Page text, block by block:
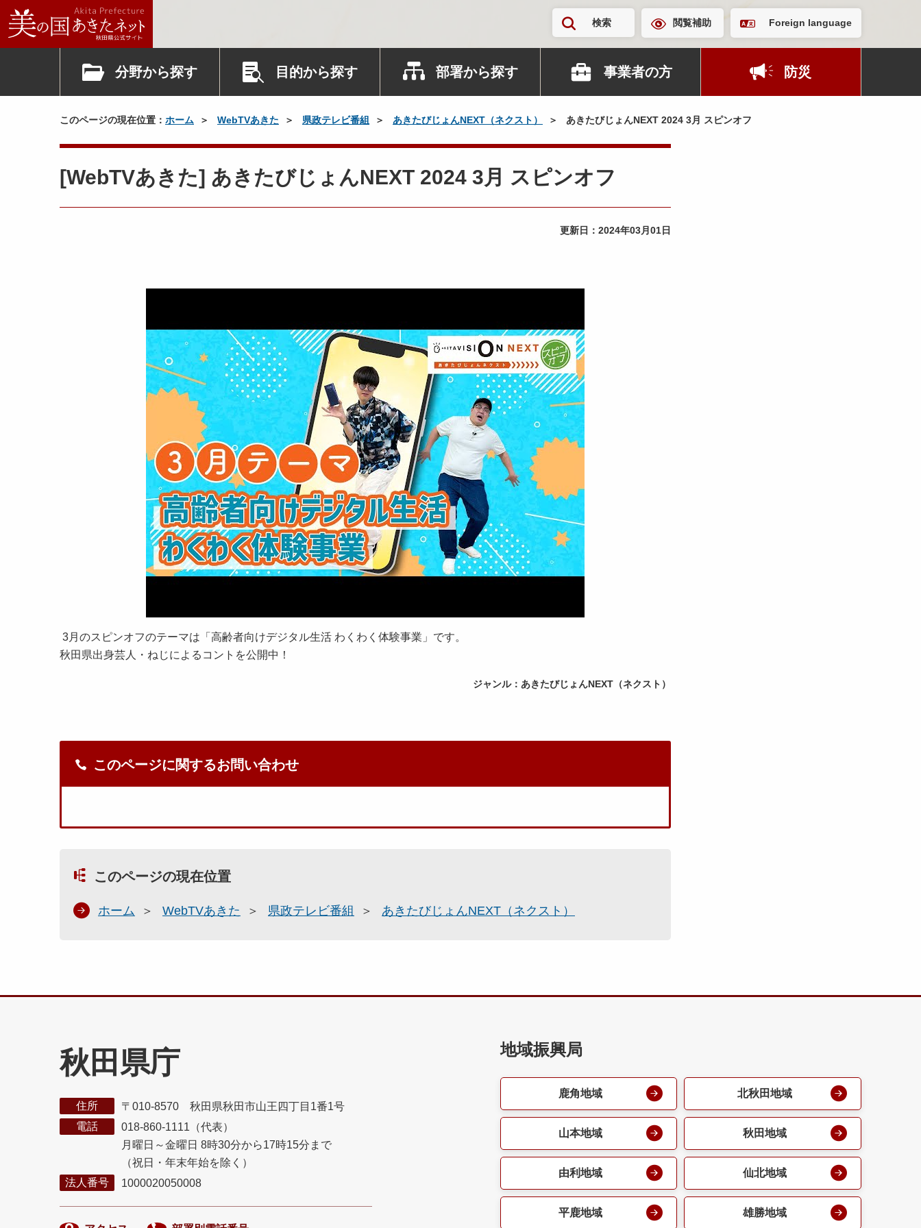
検索 閲覧補助 Foreign language
分野から探す 目的から探す 部署から探す 事業者の方 防災
このページの現在位置： ホーム WebTVあきた 県政テレビ番組 あきたびじょんNEXT（ネクスト） あきたびじょんNEXT 2024 3月 スピンオフ
[WebTVあきた] あきたびじょんNEXT 2024 3月 スピンオフ
更新日： 2024年03月01日
3月のスピンオフのテーマは「高齢者向けデジタル生活 わくわく体験事業」です。
秋田県出身芸人・ねじによるコントを公開中！
ジャンル：あきたびじょんNEXT（ネクスト）
このページに関するお問い合わせ
このページの現在位置
ホーム WebTVあきた 県政テレビ番組 あきたびじょんNEXT（ネクスト）
秋田県庁
住所
〒010-8570 秋田県秋田市山王四丁目1番1号
電話
018-860-1111（代表）
月曜日～金曜日 8時30分から17時15分まで
（祝日・年末年始を除く）
法人番号
1000020050008
地域振興局
鹿角地域 北秋田地域
山本地域 秋田地域
由利地域 仙北地域
平鹿地域 雄勝地域